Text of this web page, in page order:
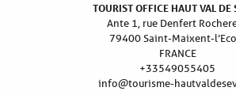
TOURIST OFFICE HAUT VAL DE
Ante 1, rue Denfert
79400 Saint-Maixent-
FRANCE
+33549055405
info@tourisme-